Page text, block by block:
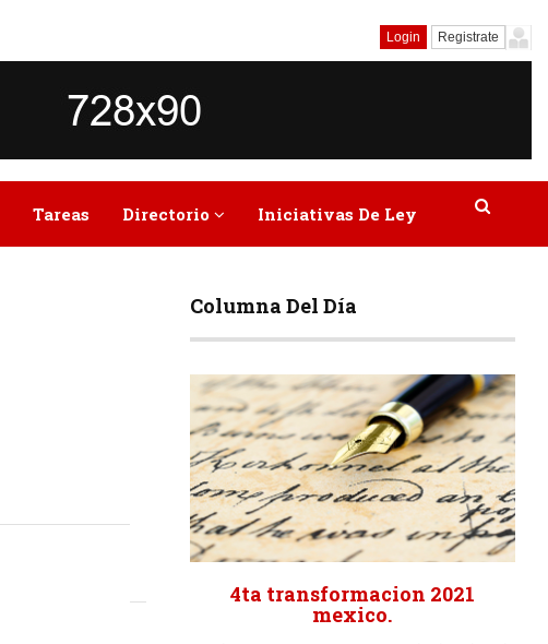
Login Registrate
Tareas Directorio Iniciativas De Ley
Columna Del Día
4ta transformacion 2021
mexico.